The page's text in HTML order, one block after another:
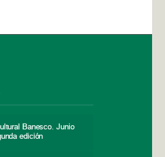
Banesco. Junio
edición